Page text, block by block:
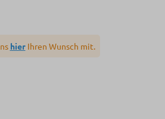
hierIhren Wunsch mit.